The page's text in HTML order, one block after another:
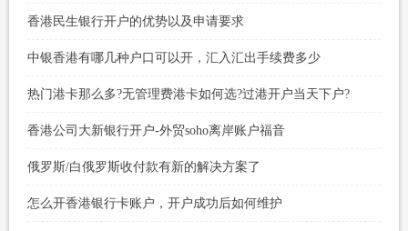
香港民生银行开户的优势以及申请要求
中银香港有哪几种户口可以开，汇入汇出手续费多少
热门港卡那么多?无管理费港卡如何选?过港开户当天下户?
香港公司大新银行开户-外贸soho离岸账户福音
俄罗斯/白俄罗斯收付款有新的解决方案了
怎么开香港银行卡账户，开户成功后如何维护